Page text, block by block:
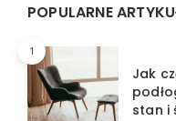
POPULARNE
1
Jak
stan i